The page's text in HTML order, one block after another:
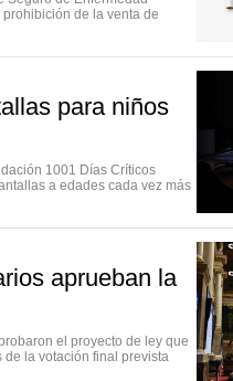
de la venta de
para niños
1001 Días Críticos
a edades cada vez más
aprueban la
el proyecto de ley que
de la votación final prevista